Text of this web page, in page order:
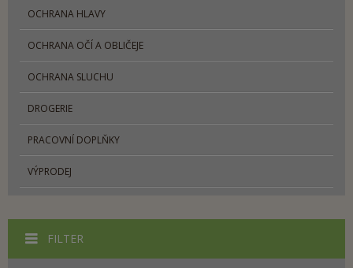
OCHRANA HLAVY
OCHRANA OČÍ A OBLIČEJE
OCHRANA SLUCHU
DROGERIE
PRACOVNÍ DOPLŇKY
VÝPRODEJ
FILTER